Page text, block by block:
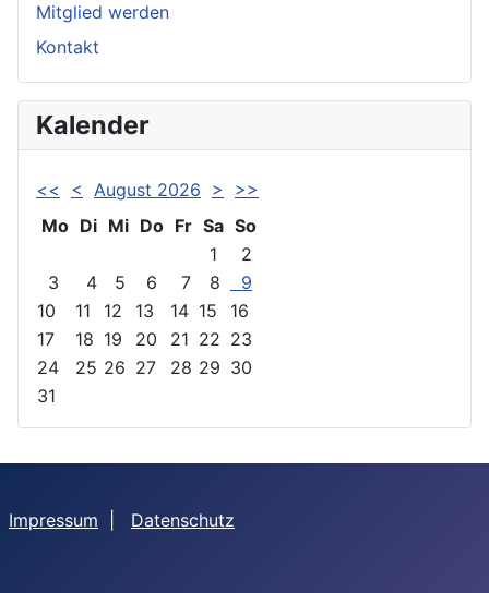
Mitglied werden
Kontakt
Kalender
<< < August 2026 >
>>
Mo Di Mi Do Fr Sa So
1
2
3
4 5 6 7 8
9
10
11 12 13 14 15
16
17
18 19 20 21 22 23
24
25 26 27 28 29 30
31
Impressum Datenschutz